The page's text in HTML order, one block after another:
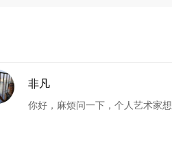
非凡
你好，麻烦问一下，个人艺术家